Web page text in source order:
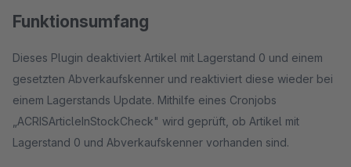
Funktionsumfang
Dieses Plugin deaktiviert Artikel mit Lagerstand 0 und einem
gesetzten Abverkaufskenner und reaktiviert diese wieder bei
einem Lagerstands Update. Mithilfe eines Cronjobs
„ACRISArticleInStockCheck" wird geprüft, ob Artikel mit
Lagerstand 0 und Abverkaufskenner vorhanden sind.